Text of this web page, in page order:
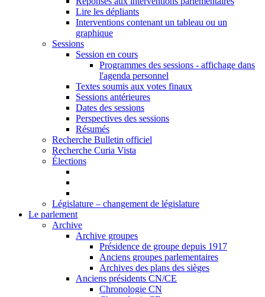
Lire les dépliants
Interventions contenant un tableau ou un
graphique
Sessions
Session en cours
Programmes des sessions - affichage dans
l'agenda personnel
Textes soumis aux votes finaux
Sessions antérieures
Dates des sessions
Perspectives des sessions
Résumés
Recherche Bulletin officiel
Recherche Curia Vista
Élections
Législature – changement de législature
Le parlement
Archive
Archive groupes
Présidence de groupe depuis 1917
Anciens groupes parlementaires
Archives des plans des sièges
Anciens présidents CN/CE
Chronologie CN